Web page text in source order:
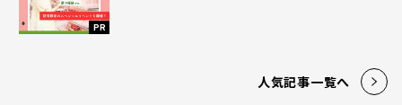
PR
人気記事一覧へ